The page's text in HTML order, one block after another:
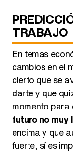
TRABAJO
En temas
cambios en el
cierto que se
darte y que
momento para
futuro no muy
encima y que
fuerte, sí es